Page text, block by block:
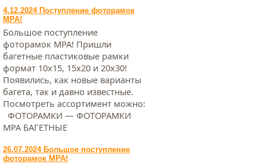
4.12.2024 Поступление фоторамок
МРА!
Большое поступление
фоторамок МРА! Пришли
багетные пластиковые рамки
формат 10х15, 15х20 и 20х30!
Появились, как новые варианты
багета, так и давно известные.
Посмотреть ассортимент можно:
ФОТОРАМКИ — ФОТОРАМКИ
МРА БАГЕТНЫЕ
26.07.2024 Большое поступление
фоторамок МРА!